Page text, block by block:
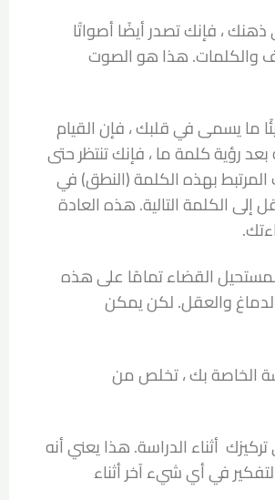
ذهنك ، فإنك تصدر أيضًا أصواتًا
والكلمات. هذا هو الصوت
ما يسمى في قلبك ، فإن القيام
رؤية كلمة ما ، فإنك تنتظر حتى
بهذه الكلمة (النطق) في
إلى الكلمة التالية. هذه العادة
القضاء تمامًا على هذه
والعقل. لكن يمكن
الخاصة بك ، تخلص من
أثناء الدراسة. هذا يعني أنه
في أي شيء آخر أثناء